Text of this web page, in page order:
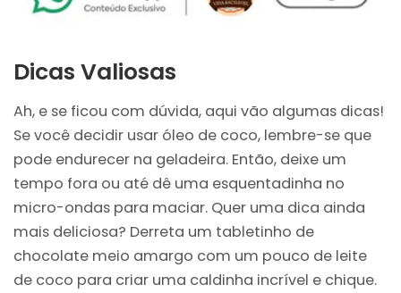
Dicas Valiosas
Ah, e se ficou com dúvida, aqui vão algumas dicas!
Se você decidir usar óleo de coco, lembre-se que
pode endurecer na geladeira. Então, deixe um
tempo fora ou até dê uma esquentadinha no
micro-ondas para maciar. Quer uma dica ainda
mais deliciosa? Derreta um tabletinho de
chocolate meio amargo com um pouco de leite
de coco para criar uma caldinha incrível e chique.